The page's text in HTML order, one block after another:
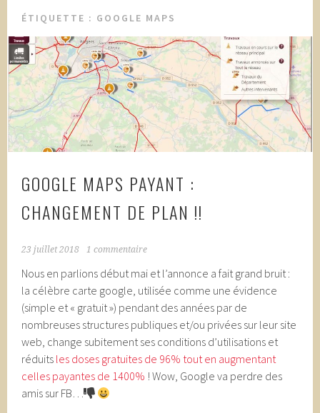
ÉTIQUETTE : GOOGLE MAPS
GOOGLE MAPS PAYANT :
CHANGEMENT DE PLAN !!
23 juillet 2018 1 commentaire
Nous en parlions début mai et l’annonce a fait grand bruit :
la célèbre carte google, utilisée comme une évidence
(simple et « gratuit ») pendant des années par de
nombreuses structures publiques et/ou privées sur leur site
web, change subitement ses conditions d’utilisations et
réduits les doses gratuites de 96% tout en augmentant
celles payantes de 1400% ! Wow, Google va perdre des
amis sur FB…